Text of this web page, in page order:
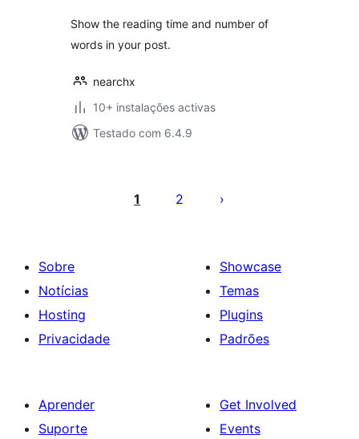
Show the reading time and number of
words in your post.
nearchx
10+ instalações activas
Testado com 6.4.9
1 2
Sobre
Notícias
Hosting
Privacidade
Showcase
Temas
Plugins
Padrões
Aprender
Suporte
Get Involved
Events